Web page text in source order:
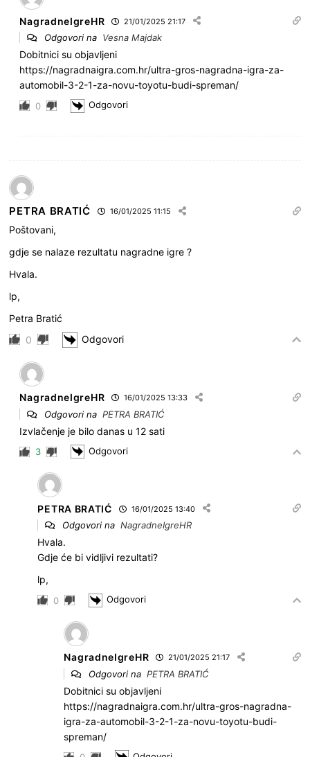
NagradneIgreHR 21/01/2025 21:17
Odgovori na Vesna Majdak
Dobitnici su objavljeni
https://nagradnaigra.com.hr/ultra-gros-nagradna-igra-za-
automobil-3-2-1-za-novu-toyotu-budi-spreman/
0 Odgovori
PETRA BRATIĆ 16/01/2025 11:15
Poštovani,
gdje se nalaze rezultatu nagradne igre ?
Hvala.
lp,
Petra Bratić
0
Odgovori
NagradneIgreHR 16/01/2025 13:33
Odgovori naPETRA BRATIĆ
Izvlačenje je bilo danas u 12 sati
3 Odgovori
PETRA BRATIĆ 16/01/2025 13:40
Odgovori naNagradneIgreHR
Hvala.
Gdje će bi vidljivi rezultati?
lp,
0 Odgovori
NagradneIgreHR 21/01/2025 21:17
Odgovori naPETRA BRATIĆ
Dobitnici su objavljeni
https://nagradnaigra.com.hr/ultra-gros-nagradna-
igra-za-automobil-3-2-1-za-novu-toyotu-budi-
spreman/